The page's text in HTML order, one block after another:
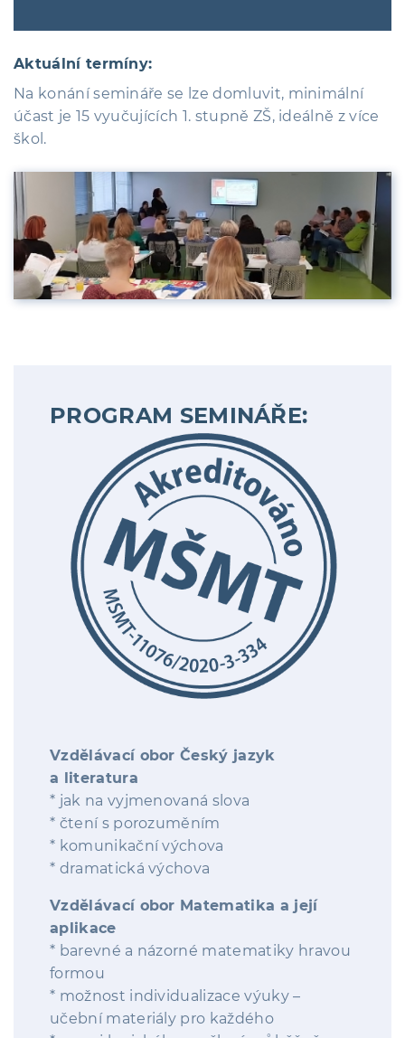
Aktuální termíny:
Na konání semináře se lze domluvit, minimální
účast je 15 vyučujících 1. stupně ZŠ, ideálně z více
škol.
PROGRAM SEMINÁŘE:
Vzdělávací obor Český jazyk
a literatura
* jak na vyjmenovaná slova
* čtení s porozuměním
* komunikační výchova
* dramatická výchova
Vzdělávací obor Matematika a její
aplikace
* barevné a názorné matematiky hravou
formou
* možnost individualizace výuky –
učební materiály pro každého